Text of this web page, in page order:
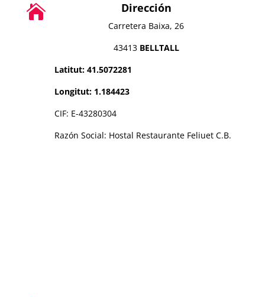
 Dirección
Carretera Baixa, 26
43413 BELLTALL
Latitut: 41.5072281
Longitut: 1.184423
CIF: E-43280304
Razón Social: Hostal Restaurante Feliuet C.B.